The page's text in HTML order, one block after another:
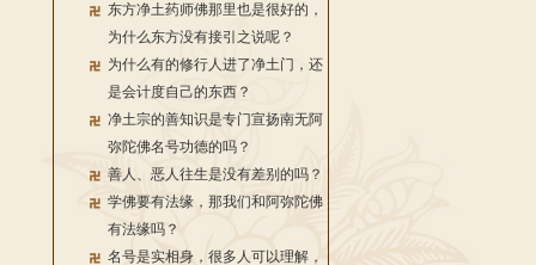
东方净土药师佛那里也是很好的，
为什么东方没有接引之说呢？
为什么有的修行人进了净土门，还
是会计度自己的东西？
净土宗的善知识是专门宣扬南无阿
弥陀佛名号功德的吗？
善人、恶人往生是没有差别的吗？
学佛要有法缘，那我们和阿弥陀佛
有法缘吗？
名号是实相身，很多人可以理解，